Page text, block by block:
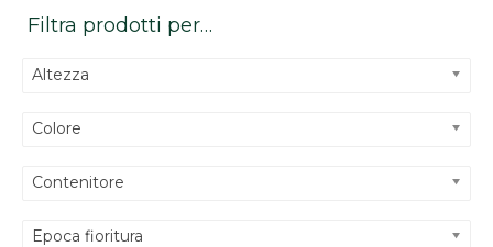
Filtra prodotti per…
Altezza
Colore
Contenitore
Epoca fioritura